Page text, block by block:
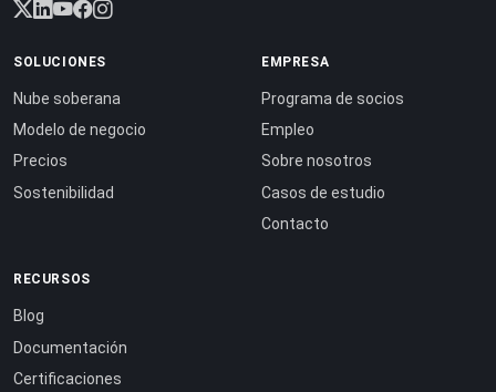
SOLUCIONES
Nube soberana
Modelo de negocio
Precios
Sostenibilidad
EMPRESA
Programa de socios
Empleo
Sobre nosotros
Casos de estudio
Contacto
RECURSOS
Blog
Documentación
Certificaciones